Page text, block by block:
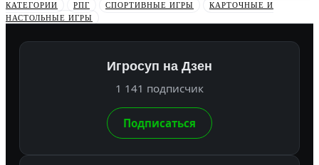
КАТЕГОРИИ
РПГ СПОРТИВНЫЕ ИГРЫ
КАРТОЧНЫЕ И
НАСТОЛЬНЫЕ ИГРЫ
Игросуп на Дзен
1 141 подписчик
Подписаться